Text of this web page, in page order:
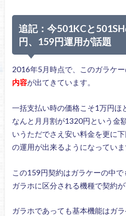
追記：今501KCと
円、159円運用が話題
2016年5月時点で、このガラケ
内容が出てきています。
一括支払い時の価格こそ1万円ほ
なんと月月割が1320円という金
いうただでさえ安い料金を更に下
の運用が出来るようになっていま
この159円契約はガラケーの中で
ガラホに区分される機種で契約が
ガラホであっても基本機能はガ